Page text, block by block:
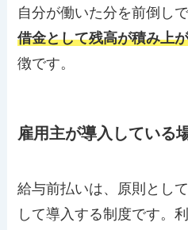
自分が働いた分を前倒し
借金として残高が積み上
徴です。
雇用主が導入している
給与前払いは、原則とし
して導入する制度です。